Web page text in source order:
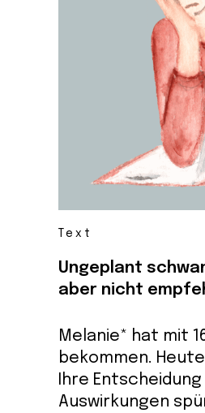
Text
Ungeplant
aber nicht
Melanie* hat mit
bekommen.
Ihre
Auswirkungen